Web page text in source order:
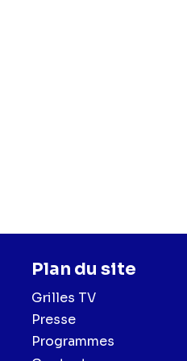
Plan du site
Grilles TV
Presse
Programmes